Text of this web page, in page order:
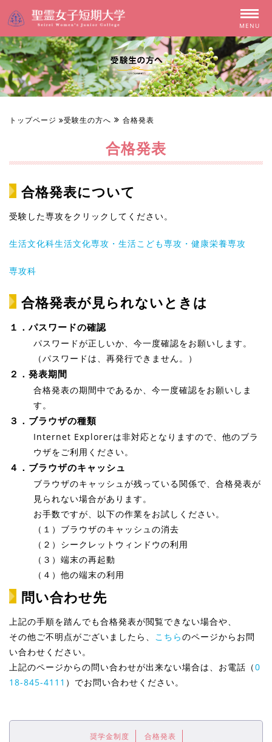
MENU
トップページ 受験生の方へ 合格発表
合格発表
合格発表について
受験した専攻をクリックしてください。
生活文化科生活文化専攻・生活こども専攻・健康栄養専攻
専攻科
合格発表が見られないときは
１．パスワードの確認
パスワードが正しいか、今一度確認をお願いします。
（パスワードは、再発行できません。）
２．発表期間
合格発表の期間中であるか、今一度確認をお願いしま
す。
３．ブラウザの種類
Internet Explorerは非対応となりますので、他のブラ
ウザをご利用ください。
４．ブラウザのキャッシュ
ブラウザのキャッシュが残っている関係で、合格発表が
見られない場合があります。
お手数ですが、以下の作業をお試しください。
（１）ブラウザのキャッシュの消去
（２）シークレットウィンドウの利用
（３）端末の再起動
（４）他の端末の利用
問い合わせ先
上記の手順を踏んでも合格発表が閲覧できない場合や、
その他ご不明点がございましたら、
こちらのページからお問
い合わせください。
上記のページからの問い合わせが出来ない場合は、お電話（0
18-845-4111 ）でお問い合わせください。
奨学金制度
合格発表